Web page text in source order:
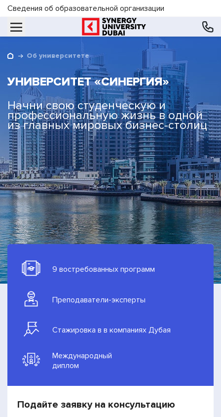
Сведения об образовательной организации
Об университете
УНИВЕРСИТЕТ «СИНЕРГИЯ»
Начни свою студенческую и
профессиональную жизньв одной
из главных мировых бизнес-столиц
9 востребованных программ
Преподаватели-эксперты
Стажировка в в компаниях Дубая
Международный
диплом
Подайте заявку на консультацию